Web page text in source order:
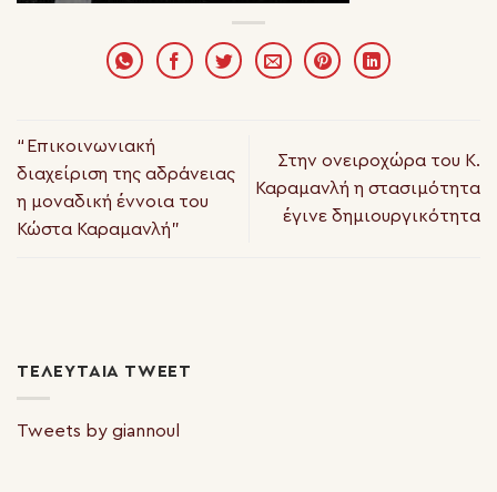
“Επικοινωνιακή
διαχείριση της αδράνειας
η μοναδική έννοια του
Κώστα Καραμανλή”
Στην ονειροχώρα του Κ.
Καραμανλή η στασιμότητα
έγινε δημιουργικότητα
ΤΕΛΕΥΤΑΊΑ TWEET
Tweets by giannoul